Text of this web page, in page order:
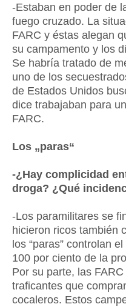
-Estaban en poder de
fuego cruzado. La
FARC y éstas alegan
su campamento y los
Se habría tratado de
uno de los
de Estados Unidos
dice trabajaban para
FARC.
Los „paras“
-¿Hay complicidad
droga? ¿Qué
-Los paramilitares se
hicieron ricos también
los “paras” controlan
100 por ciento de la
Por su parte, las
traficantes que
cocaleros. Estos